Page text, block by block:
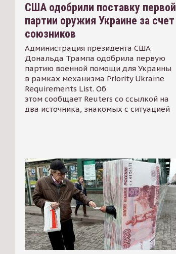
США одобрили поставку первой
партии оружия Украине за счет
союзников
Администрация президента США
Дональда Трампа одобрила первую
партию военной помощи для Украины
в рамках механизма Priority Ukraine
Requirements List. Об
этом сообщает Reuters со ссылкой на
два источника, знакомых с ситуацией